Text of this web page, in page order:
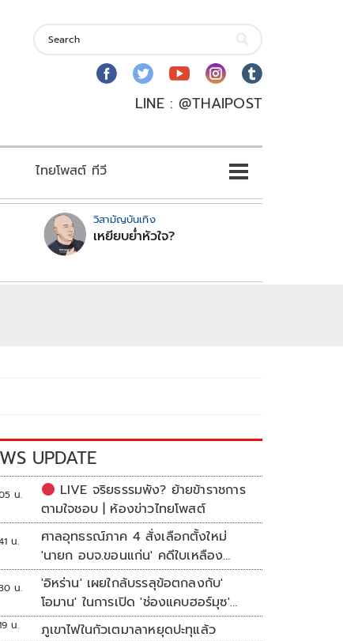
LINE : @THAIPOST
ไทยโพสต์ ทีวี
วิสามัญบันเทิง
เหยียบย่ำหัวใจ?
UPDATE
น.
LIVE จริยธรรมพัง? ย้ายข้าราชการ
ตามใจชอบ | ห้องข่าวไทยโพสต์
น.
ศาลอุทธรณ์ภาค 4 สั่งเลือกตั้งใหม่
'นายก อบจ.ขอนแก่น' คดีใบเหลือง
'วัฒนา ช่างเหลา'
น.
'อิหร่าน' เผยใกล้บรรลุข้อตกลงกับ'
โอมาน' ในการเปิด 'ช่องแคบฮอร์มุซ'
แล้ว แต่การเปิดขึ้นอยู่กับสหรัฐฯ
น. ภูเขาไฟในกัวเตมาลาหยุดปะทุแล้ว